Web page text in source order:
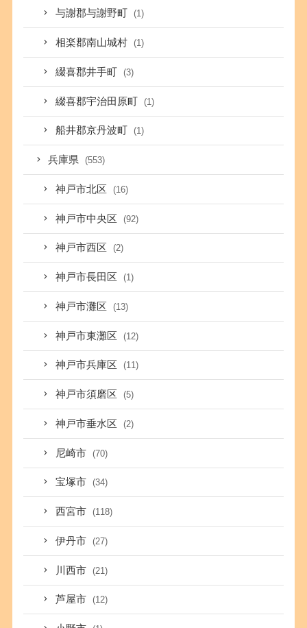
与謝郡与謝野町 (1)
相楽郡南山城村 (1)
綴喜郡井手町 (3)
綴喜郡宇治田原町 (1)
船井郡京丹波町 (1)
兵庫県 (553)
神戸市北区 (16)
神戸市中央区 (92)
神戸市西区 (2)
神戸市長田区 (1)
神戸市灘区 (13)
神戸市東灘区 (12)
神戸市兵庫区 (11)
神戸市須磨区 (5)
神戸市垂水区 (2)
尼崎市 (70)
宝塚市 (34)
西宮市 (118)
伊丹市 (27)
川西市 (21)
芦屋市 (12)